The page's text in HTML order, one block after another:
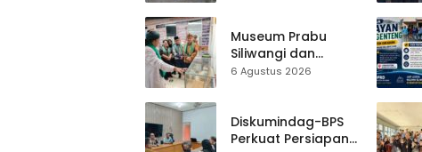
ASRI Lewat Aksi
Bersih Masjid
Agung
Museum Prabu
Siliwangi dan
Museum Keramik
Hampir 500 Koleksi
Dipisahkan
6 Agustus 2026
Diskumindag-BPS
Perkuat Persiapan